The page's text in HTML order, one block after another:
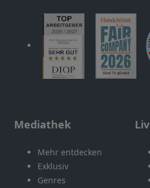
Mediathek
Mehr entdecken
Exklusiv
Genres